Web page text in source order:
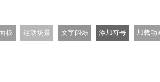
板 运动场景 文字闪烁 添加符号 加载动